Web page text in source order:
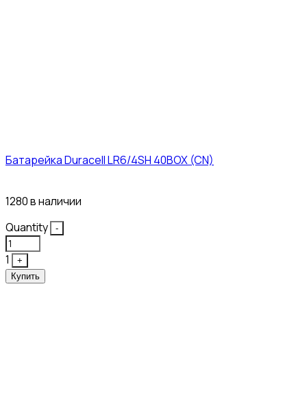
Батарейка Duracell LR6/4SH 40BOX (CN)
1280 в наличии
Quantity
-
1
+
Купить